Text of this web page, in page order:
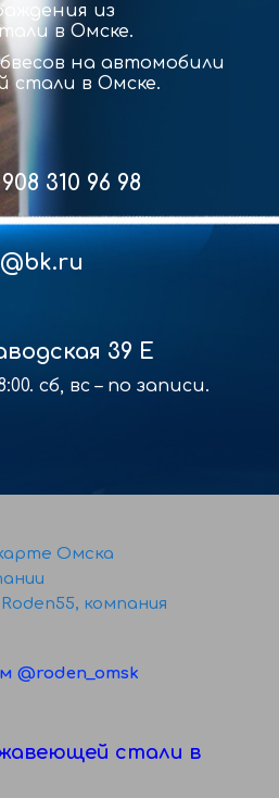
из
в Омске.
на автомобили
стали в Омске.
310 96 98
39 Е
сб, вс – по записи.
Омска
компания
@roden_omsk
стали в